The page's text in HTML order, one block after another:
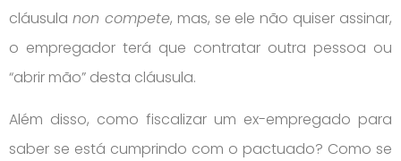
cláusula non compete, mas, se ele não quiser assinar,
o empregador terá que contratar outra pessoa ou
“abrir mão” desta cláusula.
Além disso, como fiscalizar um ex-empregado para
saber se está cumprindo com o pactuado? Como se